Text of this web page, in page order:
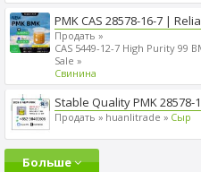
PMK CAS 28578-16-7 |
Продать »
CAS 5449-12-7 High Purity 99
Sale »
Cвинина
Stable Quality PMK 28578-
Продать » huanlitrade » Сыр
Больше